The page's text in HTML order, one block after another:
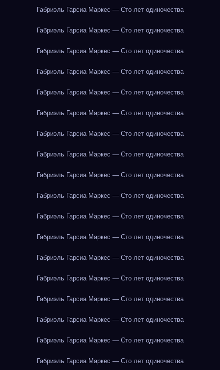
Габриэль Гарсиа Маркес — Сто лет одиночества
Габриэль Гарсиа Маркес — Сто лет одиночества
Габриэль Гарсиа Маркес — Сто лет одиночества
Габриэль Гарсиа Маркес — Сто лет одиночества
Габриэль Гарсиа Маркес — Сто лет одиночества
Габриэль Гарсиа Маркес — Сто лет одиночества
Габриэль Гарсиа Маркес — Сто лет одиночества
Габриэль Гарсиа Маркес — Сто лет одиночества
Габриэль Гарсиа Маркес — Сто лет одиночества
Габриэль Гарсиа Маркес — Сто лет одиночества
Габриэль Гарсиа Маркес — Сто лет одиночества
Габриэль Гарсиа Маркес — Сто лет одиночества
Габриэль Гарсиа Маркес — Сто лет одиночества
Габриэль Гарсиа Маркес — Сто лет одиночества
Габриэль Гарсиа Маркес — Сто лет одиночества
Габриэль Гарсиа Маркес — Сто лет одиночества
Габриэль Гарсиа Маркес — Сто лет одиночества
Габриэль Гарсиа Маркес — Сто лет одиночества